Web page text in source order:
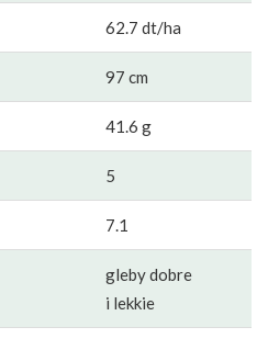
62.7 dt/ha
97 cm
41.6 g
5
7.1
gleby dobre
i lekkie